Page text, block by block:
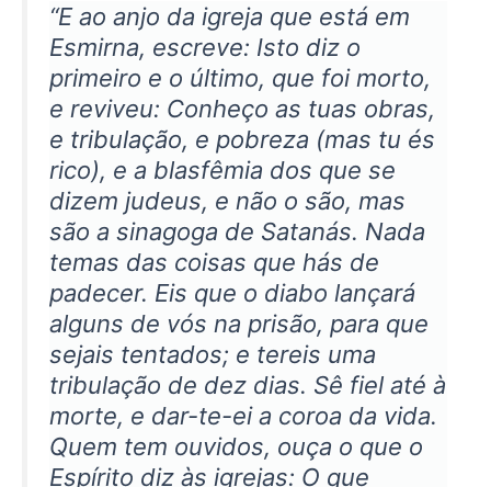
“E ao anjo da igreja que está em
Esmirna, escreve: Isto diz o
primeiro e o último, que foi morto,
e reviveu: Conheço as tuas obras,
e tribulação, e pobreza (mas tu és
rico), e a blasfêmia dos que se
dizem judeus, e não o são, mas
são a sinagoga de Satanás. Nada
temas das coisas que hás de
padecer. Eis que o diabo lançará
alguns de vós na prisão, para que
sejais tentados; e tereis uma
tribulação de dez dias. Sê fiel até à
morte, e dar-te-ei a coroa da vida.
Quem tem ouvidos, ouça o que o
Espírito diz às igrejas: O que